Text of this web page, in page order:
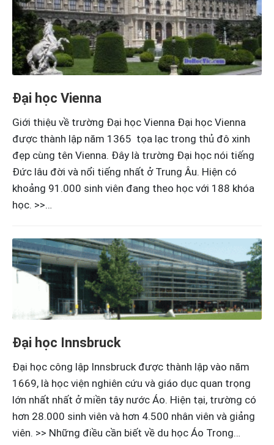
Đại học Vienna
Giới thiệu về trường Đại học Vienna Đại học Vienna
được thành lập năm 1365 tọa lạc trong thủ đô xinh
đẹp cùng tên Vienna. Đây là trường Đại học nói tiếng
Đức lâu đời và nổi tiếng nhất ở Trung Âu. Hiện có
khoảng 91.000 sinh viên đang theo học với 188 khóa
học. >>…
Đại học Innsbruck
Đại học công lập Innsbruck được thành lập vào năm
1669, là học viện nghiên cứu và giáo dục quan trọng
lớn nhất nhất ở miền tây nước Áo. Hiện tại, trường có
hơn 28.000 sinh viên và hơn 4.500 nhân viên và giảng
viên. >> Những điều cần biết về du học Áo Trong…